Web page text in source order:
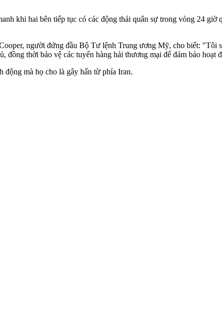
khi hai bên tiếp tục có các động thái quân sự trong vòng 24
người đứng đầu Bộ Tư lệnh Trung ương Mỹ, cho biết: "Tôi
đồng thời bảo vệ các tuyến hàng hải thương mại để đảm bảo
động mà họ cho là gây hấn từ phía Iran.